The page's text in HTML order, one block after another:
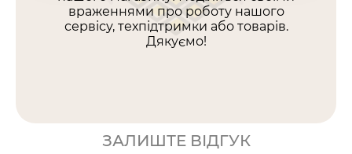
враженнями про роботу нашого
сервісу, техпідтримки або товарів.
Дякуємо!
ЗАЛИШТЕ ВІДГУК